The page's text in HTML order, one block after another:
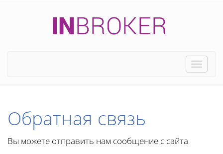
Toggle
Обратная связь
Вы можете отправить нам сообщение с сайта